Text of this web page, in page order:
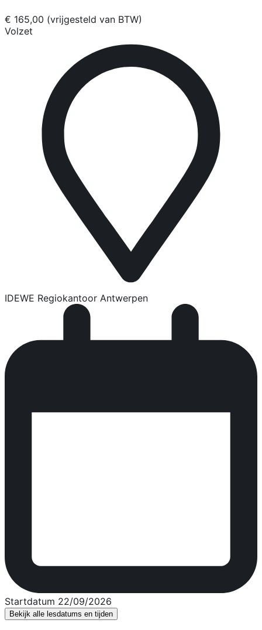
€ 165,00 (vrijgesteld van BTW)
Volzet
IDEWE Regiokantoor Antwerpen
Startdatum 22/09/2026
Bekijk alle lesdatums en tijden